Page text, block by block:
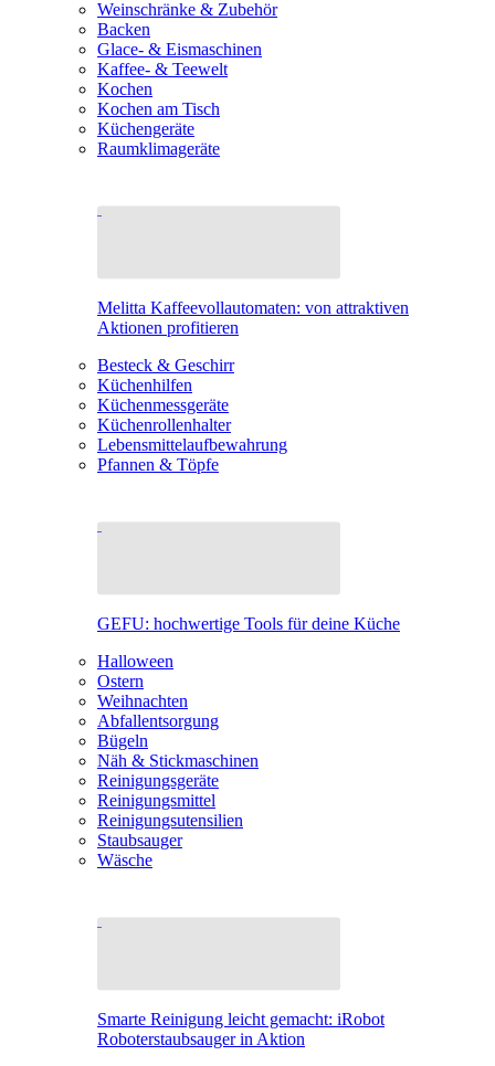
Weinschränke & Zubehör
Backen
Glace- & Eismaschinen
Kaffee- & Teewelt
Kochen
Kochen am Tisch
Küchengeräte
Raumklimageräte
Melitta Kaffeevollautomaten: von attraktiven
Aktionen profitieren
Besteck & Geschirr
Küchenhilfen
Küchenmessgeräte
Küchenrollenhalter
Lebensmittelaufbewahrung
Pfannen & Töpfe
GEFU: hochwertige Tools für deine Küche
Halloween
Ostern
Weihnachten
Abfallentsorgung
Bügeln
Näh & Stickmaschinen
Reinigungsgeräte
Reinigungsmittel
Reinigungsutensilien
Staubsauger
Wäsche
Smarte Reinigung leicht gemacht: iRobot
Roboterstaubsauger in Aktion